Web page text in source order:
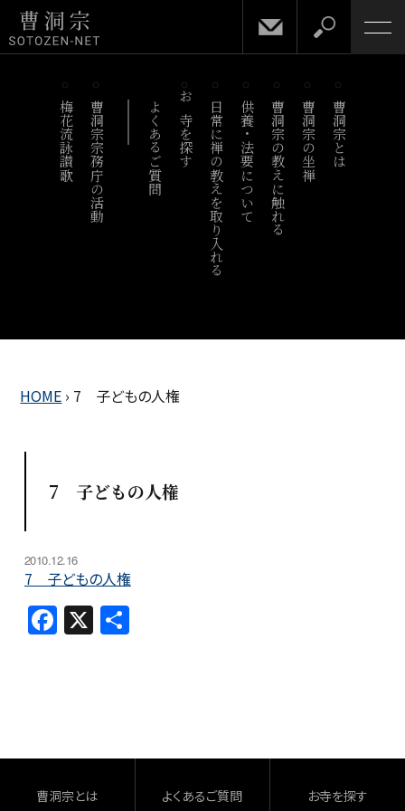
梅花流詠讃歌 曹洞宗宗務庁の活動 よくあるご質問 お寺を探す 日常に禅の教えを取り入れる供養・法要について曹洞宗の教えに触れる 曹洞宗の坐禅 曹洞宗とは
HOME › 7 子どもの人権
7 子どもの人権
2010.12.16
7 子どもの人権
F
a
o
o
X 共
曹洞宗とは よくあるご質問 お寺を探す